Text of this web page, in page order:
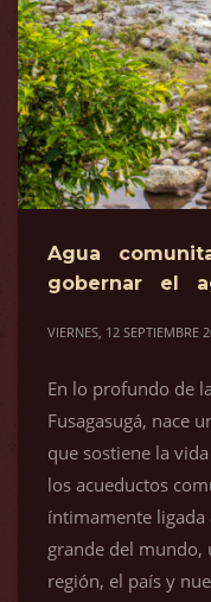
Agua
gobernar el
VIERNES, 12 SEPTIEMBRE
En lo profundo de
Fusagasugá, nace
que sostiene la
los acueductos
íntimamente ligada
grande del mundo,
región, el país y